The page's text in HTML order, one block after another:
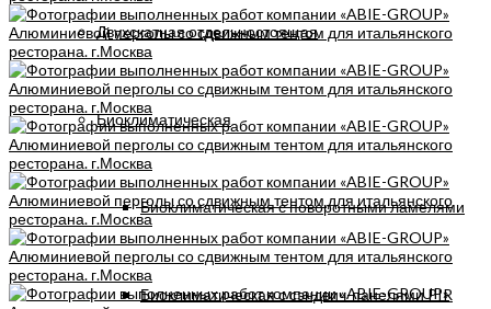
Двухскатная отдельностоящая
Биоклиматическая
Биоклиматическая с поворотными ламелями
Биоклиматическая с сэндвич-панелями PIR